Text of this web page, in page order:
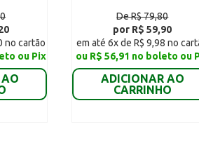
no cartão
ou Pix
De R$ 79,80
por R$ 59,90
em até 6x de R$ 9,98 no
ou R$ 56,91 no boleto ou
ADICIONAR AO
CARRINHO